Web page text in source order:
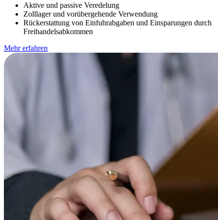
Aktive und passive Veredelung
Zolllager und vorübergehende Verwendung
Rückerstattung von Einfuhrabgaben und Einsparungen durch
Freihandelsabkommen
Mehr erfahren